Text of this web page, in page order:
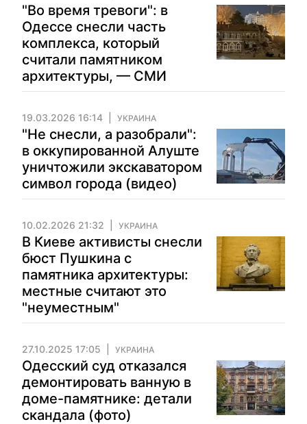
"Во время тревоги": в
Одессе снесли часть
комплекса, который
считали памятником
архитектуры, — СМИ
19.03.2026 16:14 УКРАИНА
"Не снесли, а разобрали":
в оккупированной Алуште
уничтожили экскаватором
символ города (видео)
10.02.2026 21:32 УКРАИНА
В Киеве активисты снесли
бюст Пушкина с
памятника архитектуры:
местные считают это
"неуместным"
27.10.2025 17:05 УКРАИНА
Одесский суд отказался
демонтировать ванную в
доме-памятнике: детали
скандала (фото)